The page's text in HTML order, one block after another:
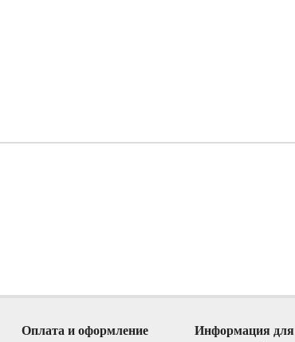
Оплата и оформление
Информация для